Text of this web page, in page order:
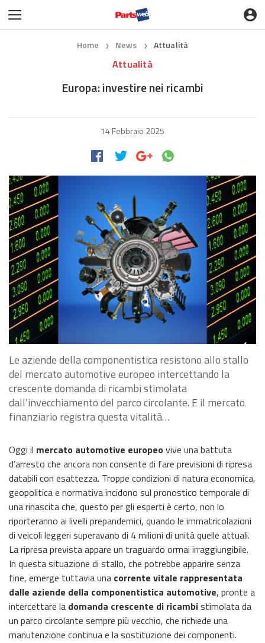
Home ❯ News ❯ Attualità
Attualità
Europa: investire nei ricambi
14 Febbraio 2025
Le aziende della componentistica resistono allo stallo
del mercato automotive europeo intercettando la
crescente domanda di ricambi stimolata
dall’invecchiamento del parco circolante. E il mercato
finanziario registra questa vitalità…
Oggi il mercato automotive europeo vive una battuta
d’arresto che ancora non consente di fare previsioni di ripresa
databili con esattezza. Troppe condizioni di natura economica,
geopolitica e normativa incidono sul pronostico temporale di
una rinascita che, questo per gli esperti è certo, non lo
riporteranno ai livelli prepandemici, quando le immatricolazioni
di veicoli leggeri superavano di 4 milioni di unità quelle attuali.
La ripresa prevista appare un traguardo ormai irraggiungibile.
In questa situazione di stallo, che potrebbe apparire senza
fine, emerge tuttavia una corrente vitale rappresentata
dalle aziende della componentistica automotive, pronte a
intercettare la domanda crescente di ricambistimolata da
un parco circolante sempre più vecchio, che richiede una
manutenzione continua e la sostituzione dei componenti.